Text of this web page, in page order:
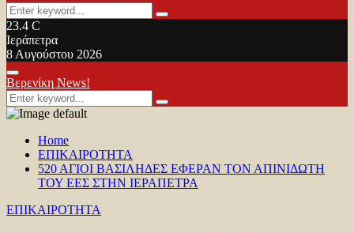
Search
for:
Search
23.4 C
Ιεράπετρα
8 Αυγούστου 2026
Facebook
Twitter
Youtube
Primary
Menu
Βερενίκη News!
Search
for:
Search
Home
ΕΠΙΚΑΙΡΟΤΗΤΑ
520 ΑΓΙΟΙ ΒΑΣΙΛΗΔΕΣ ΕΦΕΡΑΝ ΤΟΝ ΑΠΙΝΙΔΩΤΗ
ΤΟΥ ΕΕΣ ΣΤΗΝ ΙΕΡΑΠΕΤΡΑ
ΕΠΙΚΑΙΡΟΤΗΤΑ